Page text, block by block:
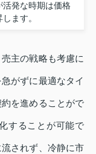
活発な時期は価格
ます。
主の戦略も考慮に
がずに最適なタイ
を進めることがで
することが可能で
されず、冷静に市